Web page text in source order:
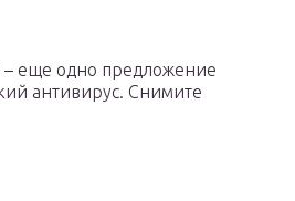
еще одно предложение
антивирус. Снимите